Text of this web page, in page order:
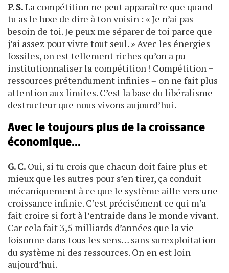
P. S.La compétition ne peut apparaître que quand
tu as le luxe de dire à ton voisin : « Je n’ai pas
besoin de toi. Je peux me séparer de toi parce que
j’ai assez pour vivre tout seul. » Avec les énergies
fossiles, on est tellement riches qu’on a pu
institutionnaliser la compétition ! Compétition +
ressources prétendument infinies = on ne fait plus
attention aux limites. C’est la base du libéralisme
destructeur que nous vivons aujourd’hui.
Avec le toujours plus de la croissance
économique...
G. C. Oui, si tu crois que chacun doit faire plus et
mieux que les autres pour s’en tirer, ça conduit
mécaniquement à ce que le système aille vers une
croissance infinie. C’est précisément ce qui m’a
fait croire si fort à l’entraide dans le monde vivant.
Car cela fait 3,5 milliards d’années que la vie
foisonne dans tous les sens… sans surexploitation
du système ni des ressources. On en est loin
aujourd’hui.